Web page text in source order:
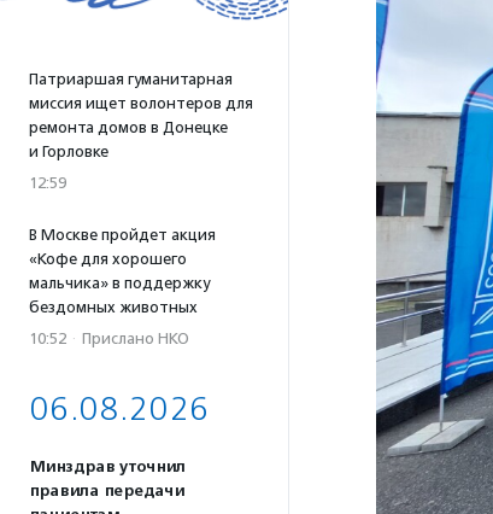
Патриаршая гуманитарная
миссия ищет волонтеров для
ремонта домов в Донецке
и Горловке
12:59
В Москве пройдет акция
«Кофе для хорошего
мальчика» в поддержку
бездомных животных
10:52 · Прислано НКО
06.08.2026
Минздрав уточнил
правила передачи